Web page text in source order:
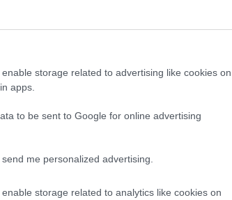
storage related to advertising like cookies on
apps.
to be sent to Google for online advertising
me personalized advertising.
storage related to analytics like cookies on